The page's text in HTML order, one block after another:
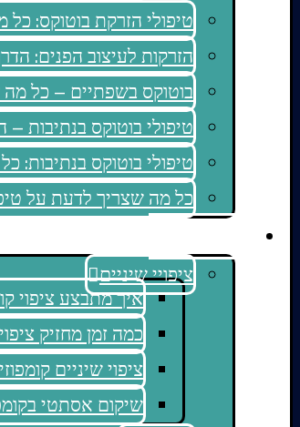
טיפולי הזרקת בוטוקס:
הזרקות לעיצוב הפנים:
בוטוקס בשפתיים – כל
טיפולי בוטוקס בנתיבות
טיפולי בוטוקס
כל מה שצריך לדעת על
ציפויי שיניים
איך מתבצע ציפוי
כמה זמן מחזיק
ציפוי שיניים
שיקום אסתטי